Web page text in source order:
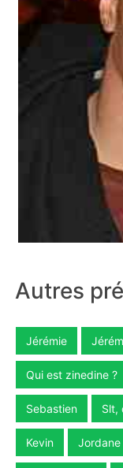
Autres
Jérémie
Qui est zinedine ?
Sebastien Slt,
Kevin Jordane